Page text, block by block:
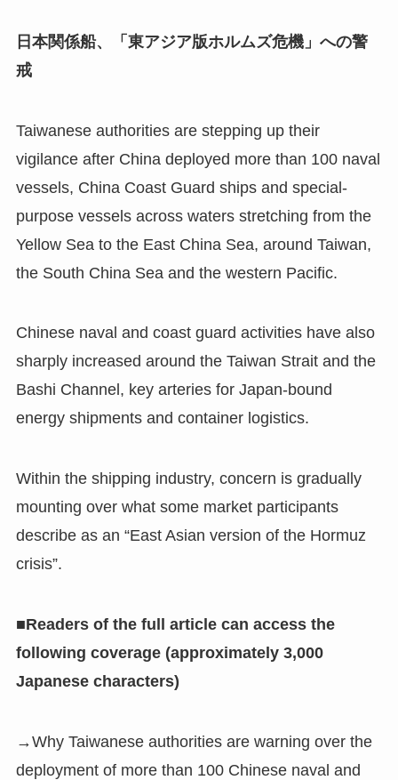
日本関係船、「東アジア版ホルムズ危機」への警
戒
Taiwanese authorities are stepping up their
vigilance after China deployed more than 100 naval
vessels, China Coast Guard ships and special-
purpose vessels across waters stretching from the
Yellow Sea to the East China Sea, around Taiwan,
the South China Sea and the western Pacific.
Chinese naval and coast guard activities have also
sharply increased around the Taiwan Strait and the
Bashi Channel, key arteries for Japan-bound
energy shipments and container logistics.
Within the shipping industry, concern is gradually
mounting over what some market participants
describe as an “East Asian version of the Hormuz
crisis”.
■Readers of the full article can access the
following coverage (approximately 3,000
Japanese characters)
→Why Taiwanese authorities are warning over the
deployment of more than 100 Chinese naval and